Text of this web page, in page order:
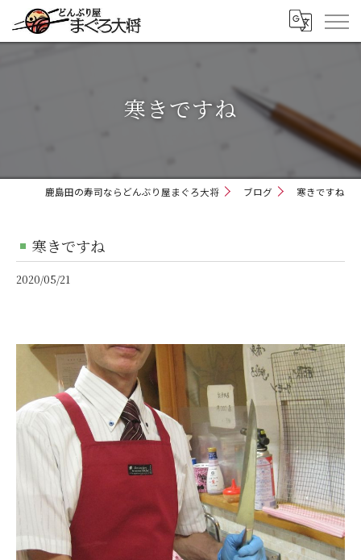
寒きですね
鹿島田の寿司ならどんぶり屋まぐろ大将 ブログ 寒きですね
寒きですね
2020/05/21